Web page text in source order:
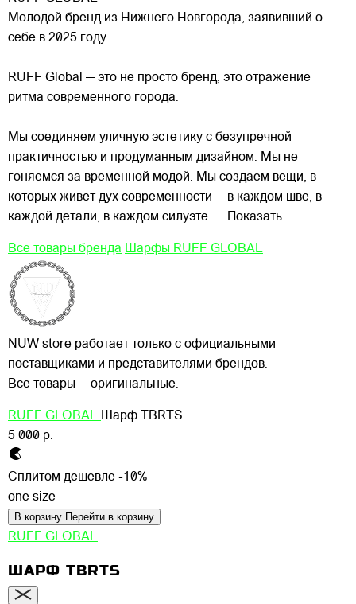
Молодой бренд из Нижнего Новгорода, заявивший о
себе в 2025 году.
RUFF Global — это не просто бренд, это отражение
ритма современного города.
Мы соединяем уличную эстетику с безупречной
практичностью и продуманным дизайном. Мы не
гоняемся за временной модой. Мы создаем вещи, в
которых живет дух современности — в каждом шве, в
каждой детали, в каждом силуэте. ... Показать
Все товары бренда Шарфы RUFF GLOBAL
NUW store работает только с официальными
поставщиками и представителями брендов.
Все товары — оригинальные.
RUFF GLOBAL Шарф TBRTS
5 000 р.
Сплитом дешевле -10%
one size
В корзину Перейти в корзину
RUFF GLOBAL
ШАРФ TBRTS